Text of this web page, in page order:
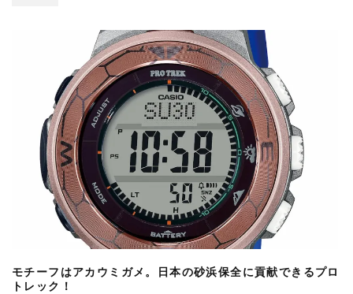
モチーフはアカウミガメ。日本の砂浜保全に貢献できるプロ
トレック！